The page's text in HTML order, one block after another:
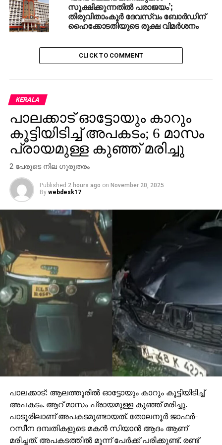
എ.ഐ ക്യാമറാ കണ്ണില്‍നിന്നും നമ്പര്‍ പ്ലേറ്റ്
മറച്ചുവെച്ച്‌ രക്ഷപ്പെടുന്നവരെ പിടിക്കാന്‍
എം.വി.ഡി
DON'T MISS
ചന്ദ്രിക ക്യാമ്പയിൻ 25 നകം പൂർത്തിയാക്കുക.
പി.എം.എ.സലാം
സൂക്ഷിക്കുന്നതില്‍ പരാജയം’;
തിരുവിതാംകൂര്‍ ദേവസ്വം ബോര്‍ഡിന്
ഹൈക്കോടതിയുടെ രൂക്ഷ വിമര്‍ശനം
CLICK TO COMMENT
KERALA
പാലക്കാട് ഓട്ടോയും കാറും
കൂട്ടിയിടിച്ച് അപകടം; 6 മാസം
പ്രായമുള്ള കുഞ്ഞ് മരിച്ചു
2 പേരുടെ നില ഗുരുതരം
Published 2 hours ago on November 20, 2025
By webdesk17
പാലക്കാട്: ആലത്തൂരില്‍ ഓട്ടോയും കാറും കൂട്ടിയിടിച്ച്
അപകടം. ആറ് മാസം പ്രായമുള്ള കുഞ്ഞ് മരിച്ചു.
പാടൂരിലാണ് അപകടമുണ്ടായത്. തോലനൂര്‍ ജാഫര്‍-
റസീന ദമ്പതികളുടെ മകന്‍ സിയാന്‍ ആദം ആണ്
മരിച്ചത്. അപകടത്തില്‍ മൂന്ന് പേര്‍ക്ക് പരിക്കുണ്ട്. രണ്ട്